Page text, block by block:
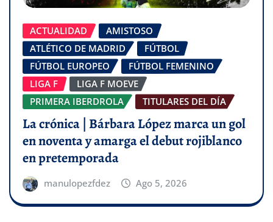
ACTUALIDAD
AMISTOSO
ATLÉTICO DE MADRID
FÚTBOL
FÚTBOL EUROPEO
FÚTBOL FEMENINO
LIGA F
LIGA F MOEVE
PRIMERA IBERDROLA
TITULARES DEL DÍA
La crónica | Bárbara López marca un gol
en noventa y amarga el debut rojiblanco
en pretemporada
manulopezfdez Ago 5, 2026